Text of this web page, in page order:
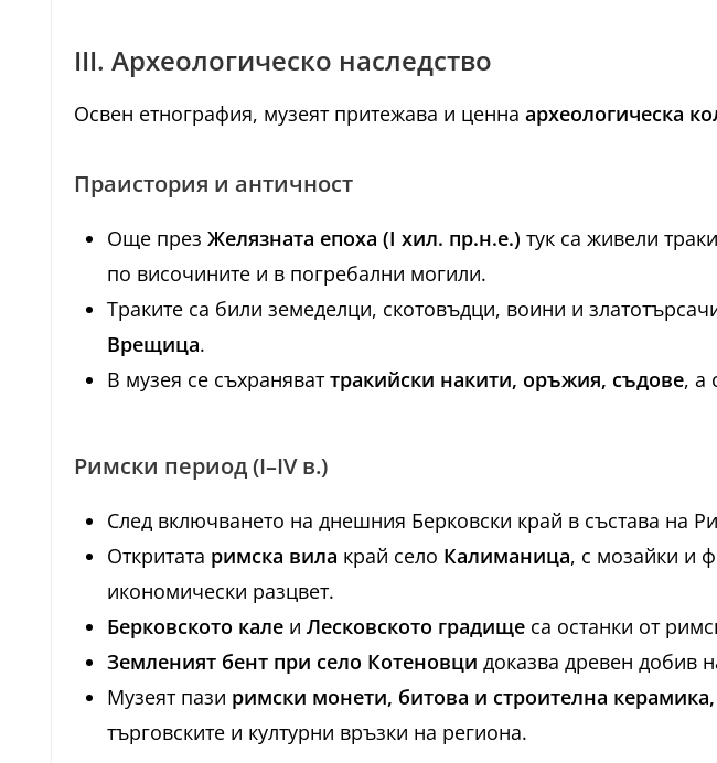
III. Археологическо наследство
Освен етнография, музеят притежава и ценна археологическа
Праистория и античност
Още през Желязната епоха (I хил. пр.н.е.) тук са живели
по височините и в погребални могили.
Траките са били земеделци, скотовъдци, воини и
Врещица.
В музея се съхраняваттракийски накити, оръжия, съдове, а
Римски период (I–IV в.)
След включването на днешния Берковски край в състава на
Откритата римска вила край село Калиманица, с мозайки и
икономически разцвет.
Берковското кале и Лесковското градище са останки от
Земленият бент при село Котеновци доказва древен добив
Музеят пази римски монети, битова и строителна
търговските и културни връзки на региона.